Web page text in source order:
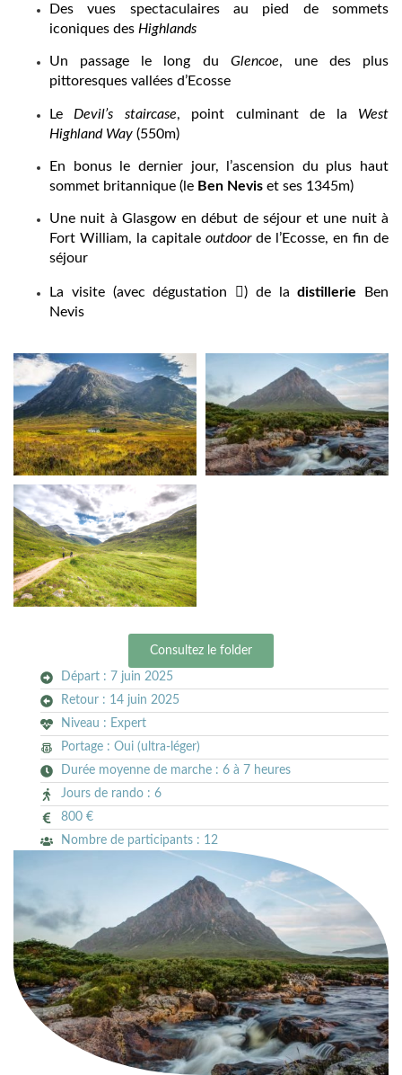
Des vues spectaculaires au pied de sommets
iconiques des Highlands
Un passage le long du Glencoe, une des plus
pittoresques vallées d’Ecosse
Le Devil’s staircase, point culminant de la West
Highland Way (550m)
En bonus le dernier jour, l’ascension du plus haut
sommet britannique (le Ben Nevis et ses 1345m)
Une nuit à Glasgow en début de séjour et une nuit à
Fort William, la capitale outdoorde l’Ecosse, en fin de
séjour
La visite (avec dégustation ) de ladistillerie Ben
Nevis
Départ : 7 juin 2025
Retour : 14 juin 2025
Niveau : Expert
Portage : Oui (ultra-léger)
Durée moyenne de marche : 6 à 7 heures
Jours de rando : 6
800 €
Nombre de participants : 12
Consultez le folder